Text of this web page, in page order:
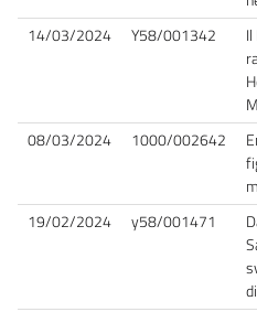
14/03/2024 Y58/001342
08/03/2024 1000/002642
19/02/2024 y58/001471